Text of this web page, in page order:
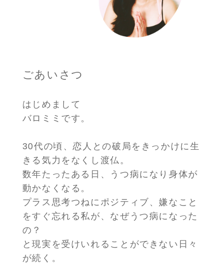
ごあいさつ
はじめまして
バロミミです。
30代の頃、恋人との破局をきっかけに生
きる気力をなくし渡仏。
数年たったある日、うつ病になり身体が
動かなくなる。
プラス思考つねにポジティブ、嫌なこと
をすぐ忘れる私が、なぜうつ病になった
の？
と現実を受けいれることができない日々
が続く。